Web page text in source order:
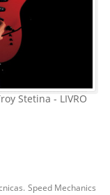
Stetina - LIVRO
Speed Mechanics